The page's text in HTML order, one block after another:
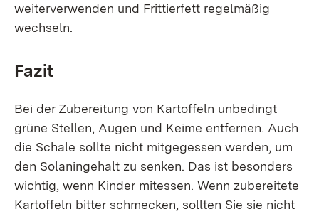
weiterverwenden und Frittierfett regelmäßig
wechseln.
Fazit
Bei der Zubereitung von Kartoffeln unbedingt
grüne Stellen, Augen und Keime entfernen. Auch
die Schale sollte nicht mitgegessen werden, um
den Solaningehalt zu senken. Das ist besonders
wichtig, wenn Kinder mitessen. Wenn zubereitete
Kartoffeln bitter schmecken, sollten Sie sie nicht